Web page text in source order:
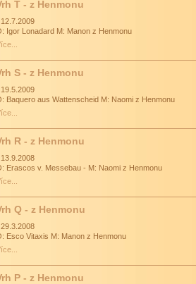
T - z Henmonu
Igor Lonadard M: Manon z Henmonu
S - z Henmonu
Baquero aus Wattenscheid M: Naomi z Henmonu
R - z Henmonu
Erascos v. Messebau - M: Naomi z Henmonu
Q - z Henmonu
Esco Vitaxis M: Manon z Henmonu
P - z Henmonu